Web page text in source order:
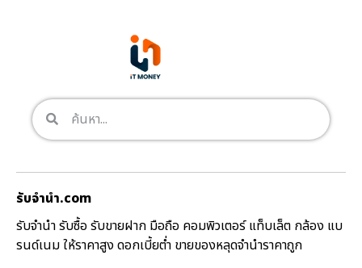
รับจํานํา.com
รับจำนำ รับซื้อ รับขายฝาก มือถือ คอมพิวเตอร์ แท็บเล็ต กล้อง แบ
รนด์เนม ให้ราคาสูง ดอกเบี้ยต่ำ ขายของหลุดจำนำราคาถูก